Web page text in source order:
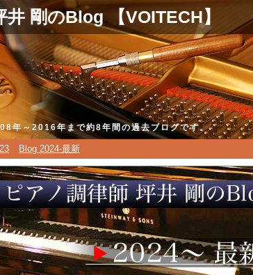
剛のBlog 【VOITECH】
年～2016年まで約8年間の過去ブログです。
Blog 2024-最新